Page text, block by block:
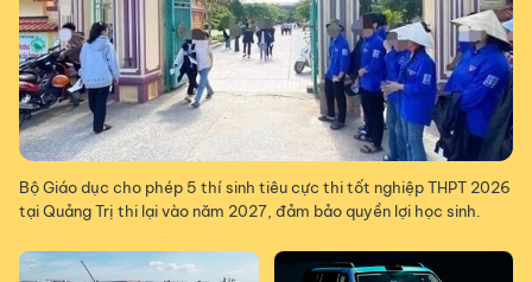
Bộ Giáo dục cho phép 5 thí sinh tiêu cực thi tốt nghiệp THPT 2026
tại Quảng Trị thi lại vào năm 2027, đảm bảo quyền lợi học sinh.